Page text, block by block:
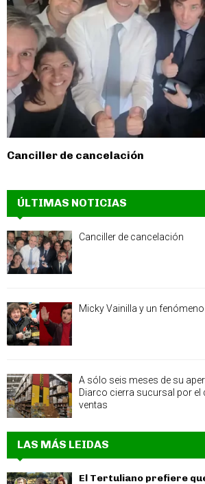
Canciller de cancelación
ÚLTIMAS NOTICIAS
Canciller de cancelación
Micky Vainilla y un
A sólo seis meses de su
Diarco cierra sucursal por el
ventas
LAS MÁS LEIDAS
El Tertuliano prefiere